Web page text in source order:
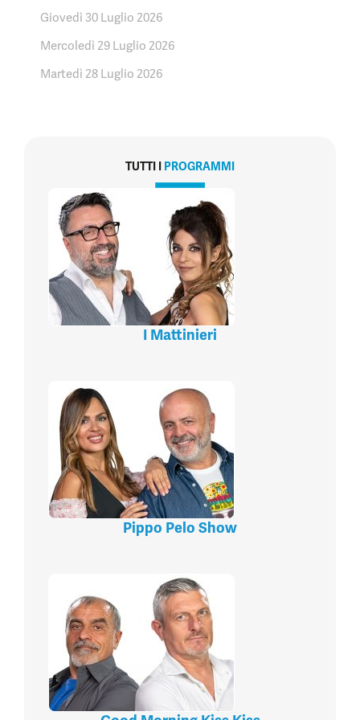
Giovedì 30 Luglio 2026
Mercoledì 29 Luglio 2026
Martedì 28 Luglio 2026
TUTTI I PROGRAMMI
I Mattinieri
Pippo Pelo Show